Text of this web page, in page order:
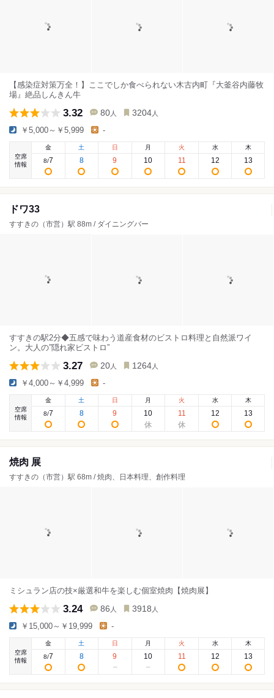
【感染症対策万全！】ここでしか食べられない木古内町『大釜谷内藤牧
場』絶品しんきん牛
3.32 80 人 3204 人
￥5,000～￥5,999 -
空席
情報
金
8/7
土
8
日
9
月
10
火
11
水
12
木
13
ドワ33
すすきの（市営）駅 88m / ダイニングバー
すすきの駅2分◆五感で味わう道産食材のビストロ料理と自然派ワイ
ン。大人の”隠れ家ビストロ”
3.27 20 人 1264 人
￥4,000～￥4,999 -
空席
情報
金
8/7
土
8
日
9
月
10
火
11
水
12
木
13
焼肉 展
すすきの（市営）駅 68m / 焼肉、日本料理、創作料理
ミシュラン店の技×厳選和牛を楽しむ個室焼肉【焼肉展】
3.24 86 人 3918 人
￥15,000～￥19,999 -
空席
情報
金
8/7
土
8
日
9
月
10
火
11
水
12
木
13